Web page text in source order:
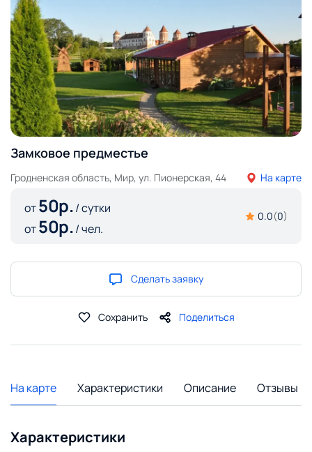
Замковое предместье
Гродненская область, Мир, ул. Пионерская, 44 На карте
от50р./ сутки
от50р./ чел.
0.0(0)
Сделать заявку
Сохранить Поделиться
На карте Характеристики Описание Отзывы
Характеристики